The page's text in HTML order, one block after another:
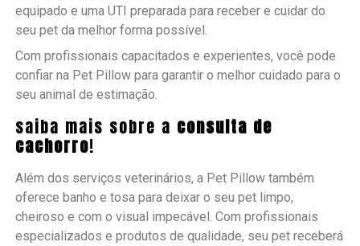
equipado e uma UTI preparada para receber e cuidar do
seu pet da melhor forma possível.
Com profissionais capacitados e experientes, você pode
confiar na Pet Pillow para garantir o melhor cuidado para o
seu animal de estimação.
saiba mais sobre a consulta de
cachorro!
Além dos serviços veterinários, a Pet Pillow também
oferece banho e tosa para deixar o seu pet limpo,
cheiroso e com o visual impecável. Com profissionais
especializados e produtos de qualidade, seu pet receberá